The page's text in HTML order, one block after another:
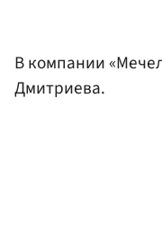
В компании
Дмитриева.